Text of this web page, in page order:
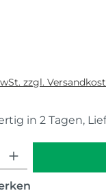
zzgl.
in 2 Tagen,
Gib den